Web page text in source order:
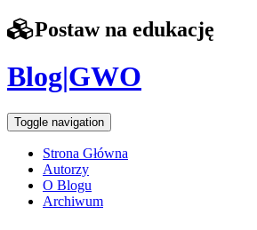
Postaw na edukację
Blog|GWO
Toggle navigation
Strona Główna
Autorzy
O Blogu
Archiwum